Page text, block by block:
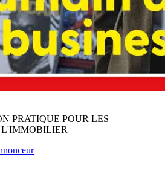
PRATIQUE POUR LES
L'IMMOBILIER